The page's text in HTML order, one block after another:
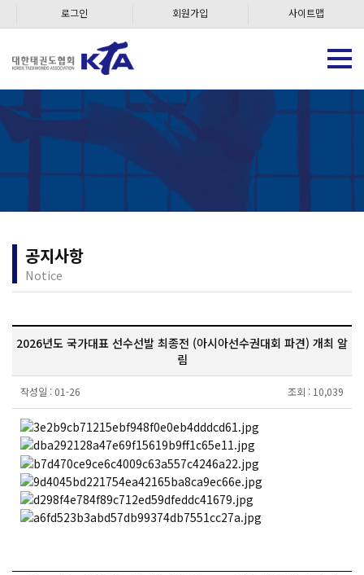
로그인 회원가입 사이트맵
공지사항
Notice
2026년도 국가대표 선수선발 최종전 (아시아선수권대회 파견) 개최 알
림
작성일 : 01-26 조회 : 10,039